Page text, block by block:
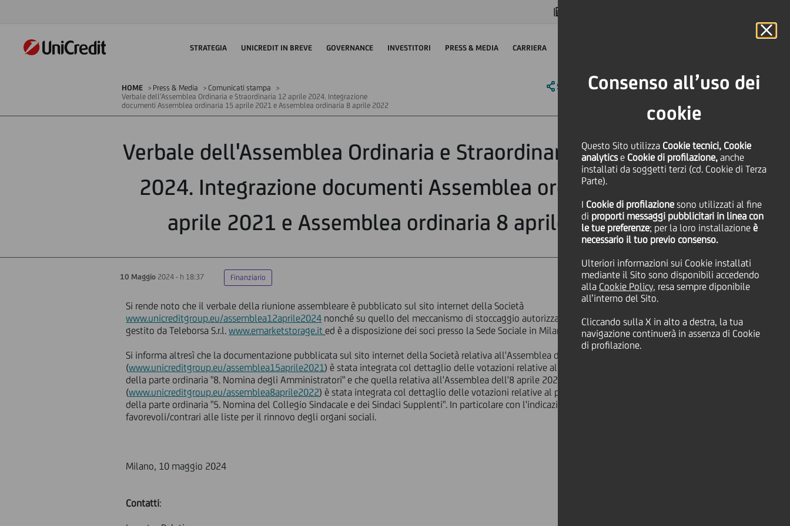
Consenso all’uso dei
cookie
Questo Sito utilizza Cookie tecnici, Cookie
analyticse Cookie di profilazione, anche
installati da soggetti terzi (cd. Cookie di Terza
Parte).
I Cookie di profilazione sono utilizzati al fine
di proporti messaggi pubblicitari in linea con
le tue preferenze; per la loro installazione è
necessario il tuo previo consenso.
Ulteriori informazioni sui Cookie installati
mediante il Sito sono disponibili accedendo
alla Cookie Policy, resa sempre diponibile
all’interno del Sito.
Cliccando sulla X in alto a destra, la tua
navigazione continuerà in assenza di Cookie
di profilazione.
STRATEGIA UNICREDIT IN BREVE GOVERNANCE INVESTITORI PRESS & MEDIA CARRIERA
HOME Press & Media
Comunicati stampa
Verbale dell'Assemblea Ordinaria e Straordinaria 12 aprile 2024. Integrazione
documenti Assemblea ordinaria 15 aprile 2021 e Assemblea ordinaria 8 aprile 2022
SHARE PRINT SEND
Verbale dell'Assemblea Ordinaria e Straordinaria 12 aprile
2024. Integrazione documenti Assemblea ordinaria 15
aprile 2021 e Assemblea ordinaria 8 aprile 2022
10 Maggio 2024 - h 18:37 Finanziario
Si rende noto che il verbale della riunione assembleare è pubblicato sul sito internet della Società
www.unicreditgroup.eu/assemblea12aprile2024 nonché su quello del meccanismo di stoccaggio autorizzato "eMarket STORAGE"
gestito da Teleborsa S.r.l.www.emarketstorage.it ed è a disposizione dei soci presso la Sede Sociale in Milano.
Si informa altresì che la documentazione pubblicata sul sito internet della Società relativa all'Assemblea del 15 aprile 2021
(www.unicreditgroup.eu/assemblea15aprile2021) è stata integrata col dettaglio delle votazioni relative al punto all'ordine del giorno
della parte ordinaria "8. Nomina degli Amministratori" e che quella relativa all'Assemblea dell'8 aprile 2022
(www.unicreditgroup.eu/assemblea8aprile2022) è stata integrata col dettaglio delle votazioni relative al punto all'ordine del giorno
della parte ordinaria "5. Nomina del Collegio Sindacale e dei Sindaci Supplenti". In particolare con l'indicazione dei voti
favorevoli/contrari alle liste per il rinnovo degli organi sociali.
Milano, 10 maggio 2024
Contatti: